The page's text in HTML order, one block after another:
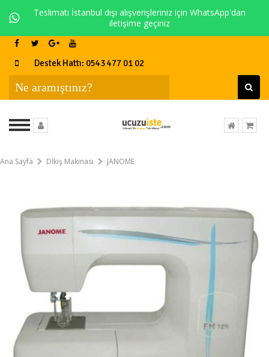
Teslimatı İstanbul dışı alışverişleriniz için WhatsApp'dan
iletişime geçiniz
Destek Hattı: 0543 477 01 02
Ana Sayfa Dİkiş Makinası JANOME